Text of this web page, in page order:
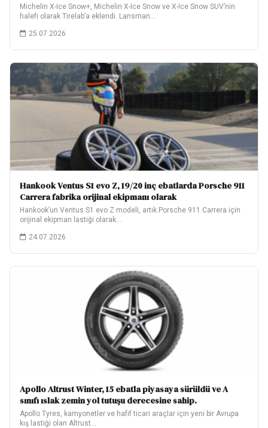
Michelin X-Ice Snow+, Michelin X-Ice Snow ve X-Ice Snow SUV’nin
halefi olarak Tirelab’a eklendi. Lansman…
25.07.2026
Hankook Ventus S1 evo Z, 19/20 inç ebatlarda Porsche 911
Carrera fabrika orijinal ekipmanı olarak
Hankook’un Ventus S1 evo Z modeli, artık Porsche 911 Carrera için
orijinal ekipman lastiği olarak…
24.07.2026
Apollo Altrust Winter, 15 ebatla piyasaya sürüldü ve A
sınıfı ıslak zemin yol tutuşu derecesine sahip.
Apollo Tyres, kamyonetler ve hafif ticari araçlar için yeni bir Avrupa
kış lastiği olan Altrust…